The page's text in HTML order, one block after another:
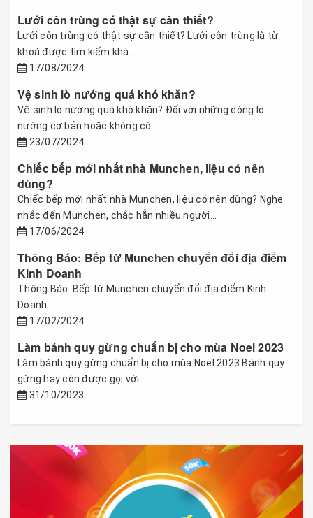
Lưới côn trùng có thật sự cần thiết?
Lưới côn trùng có thật sự cần thiết? Lưới côn trùng là từ
khoá được tìm kiếm khá...
17/08/2024
Vệ sinh lò nướng quá khó khăn?
Vệ sinh lò nướng quá khó khăn? Đối với những dòng lò
nướng cơ bản hoăc không có...
23/07/2024
Chiếc bếp mới nhất nhà Munchen, liệu có nên
dùng?
Chiếc bếp mới nhất nhà Munchen, liệu có nên dùng? Nghe
nhắc đến Munchen, chắc hẳn nhiều người...
17/06/2024
Thông Báo: Bếp từ Munchen chuyển đổi địa điểm
Kinh Doanh
Thông Báo: Bếp từ Munchen chuyển đổi địa điểm Kinh
Doanh
17/02/2024
Làm bánh quy gừng chuẩn bị cho mùa Noel 2023
Làm bánh quy gừng chuẩn bị cho mùa Noel 2023 Bánh quy
gừng hay còn được gọi với...
31/10/2023